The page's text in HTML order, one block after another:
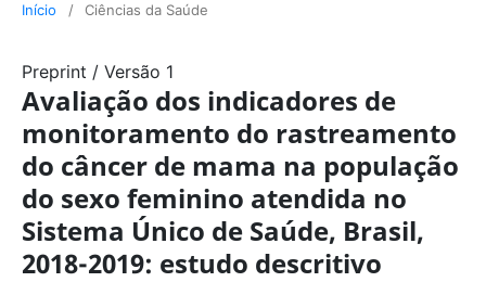
Início / Ciências da Saúde
Preprint / Versão 1
Avaliação dos indicadores de
monitoramento do rastreamento
do câncer de mama na população
do sexo feminino atendida no
Sistema Único de Saúde, Brasil,
2018-2019: estudo descritivo